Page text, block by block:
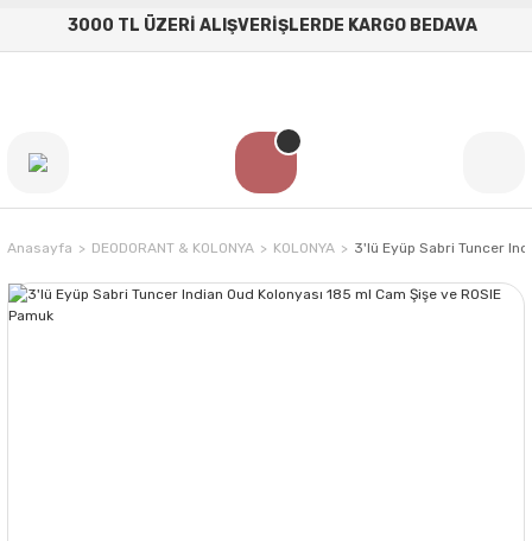
3000 TL ÜZERİ ALIŞVERİŞLERDE KARGO BEDAVA
Anasayfa DEODORANT & KOLONYA KOLONYA 3'lü Eyüp Sabri Tuncer